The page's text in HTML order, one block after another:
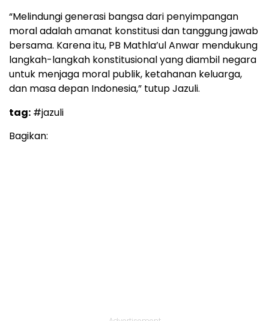
“Melindungi generasi bangsa dari penyimpangan
moral adalah amanat konstitusi dan tanggung jawab
bersama. Karena itu, PB Mathla’ul Anwar mendukung
langkah-langkah konstitusional yang diambil negara
untuk menjaga moral publik, ketahanan keluarga,
dan masa depan Indonesia,” tutup Jazuli.
tag: #jazuli
Bagikan: